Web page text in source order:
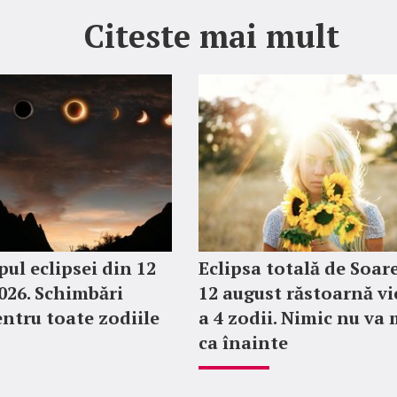
Citeste mai mult
eclipsei din 12
Schimbări
toate zodiile
Eclipsa totală de
12 august răstoarnă
a 4 zodii. Nimic nu va
ca înainte